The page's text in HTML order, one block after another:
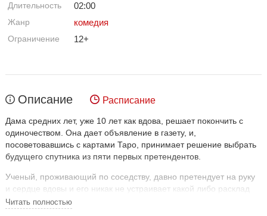
Длительность 02:00
Жанр комедия
Ограничение 12+
Описание Расписание
Дама средних лет, уже 10 лет как вдова, решает покончить с
одиночеством. Она дает объявление в газету, и,
посоветовавшись с картами Таро, принимает решение выбрать
будущего спутника из пяти первых претендентов.
Ученый, проживающий по соседству, давно претендует на руку
и сердце вдовы и его никак не устраивает какой либо расклад
без его участия. Ученый привлекает своего бывшего приятеля
Читать полностью